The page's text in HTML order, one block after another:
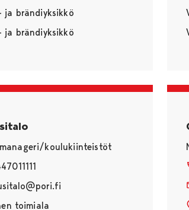
ja brändiyksikkö
ja brändiyksikkö
koulukiinteistöt
toimiala